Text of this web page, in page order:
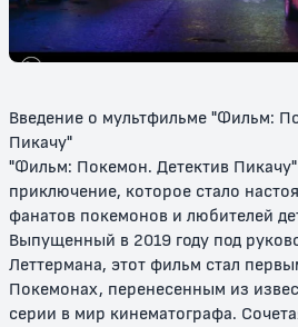
Покемон: Чары Аноунов /
Покемон: Заклятие Аноунов
12+
Введение о мультфильме "Фильм:
Пикачу"
"Фильм: Покемон. Детектив
приключение, которое стало
фанатов покемонов и любителей
Выпущенный в 2019 году под
Леттермана, этот фильм стал
Покемонах, перенесенным из
серии в мир кинематографа.